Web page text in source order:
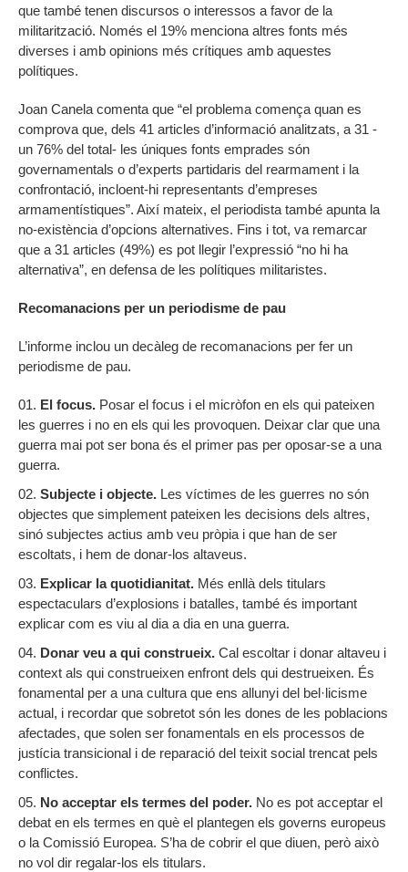
que també tenen discursos o interessos a favor de la
militarització. Només el 19% menciona altres fonts més
diverses i amb opinions més crítiques amb aquestes
polítiques.
Joan Canela comenta que “el problema comença quan es
comprova que, dels 41 articles d’informació analitzats, a 31 -
un 76% del total- les úniques fonts emprades són
governamentals o d’experts partidaris del rearmament i la
confrontació, incloent-hi representants d’empreses
armamentístiques”. Així mateix, el periodista també apunta la
no-existència d’opcions alternatives. Fins i tot, va remarcar
que a 31 articles (49%) es pot llegir l’expressió “no hi ha
alternativa”, en defensa de les polítiques militaristes.
Recomanacions per un periodisme de pau
L’informe inclou un decàleg de recomanacions per fer un
periodisme de pau.
El focus. Posar el focus i el micròfon en els qui pateixen
les guerres i no en els qui les provoquen. Deixar clar que una
guerra mai pot ser bona és el primer pas per oposar-se a una
guerra.
Subjecte i objecte. Les víctimes de les guerres no són
objectes que simplement pateixen les decisions dels altres,
sinó subjectes actius amb veu pròpia i que han de ser
escoltats, i hem de donar-los altaveus.
Explicar la quotidianitat. Més enllà dels titulars
espectaculars d’explosions i batalles, també és important
explicar com es viu al dia a dia en una guerra.
Donar veu a qui construeix. Cal escoltar i donar altaveu i
context als qui construeixen enfront dels qui destrueixen. És
fonamental per a una cultura que ens allunyi del bel·licisme
actual, i recordar que sobretot són les dones de les poblacions
afectades, que solen ser fonamentals en els processos de
justícia transicional i de reparació del teixit social trencat pels
conflictes.
No acceptar els termes del poder. No es pot acceptar el
debat en els termes en què el plantegen els governs europeus
o la Comissió Europea. S’ha de cobrir el que diuen, però això
no vol dir regalar-los els titulars.